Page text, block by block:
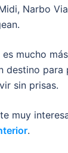
Narbo
mucho
destino para
sin prisas.
muy
.